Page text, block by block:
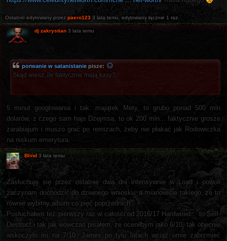
Ostatnio edytowany przez paero123 3 lata temu, edytowany łącznie 1 raz.
dj zakrystian 3 lata temu
porwanie w satanistanie pisze:
Skąd wiesz, ile faktycznie mają kasy?
5 minut googlowania i tak: majątek Mety, to grubo ponad 500 mln
dolarów, z czego sam hajs Dżejmsa, to ok 200 mln... faktycznie grosze
zarabiajum i muszo grać po remizach, żeby nie płakać jak Rodowiczka
na niskum emerytura.
Blind 3 lata temu
Zasłuchuję się przez ostatnie dwa dni intensywnie w Load i powoli
zaczynam dochodzić do dziwnego wniosku, a mianowicie takiego, że to
równie wybitny album co pięć poprzednich.
Posłuchałem też pierwszy raz w całości od 2016/17 Hardwired... to Self-
Destruct i tak jak wówczas pisałem, że oceniłbym jako 6/10, tak obecnie
wskoczyło mi na 7/10. James po tylu latach wciąż umie zabrzmieć